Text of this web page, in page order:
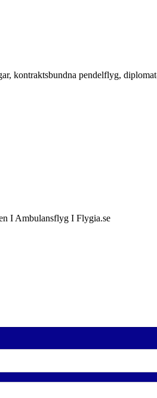
kontraktsbundna pendelflyg,
I Ambulansflyg I Flygia.se